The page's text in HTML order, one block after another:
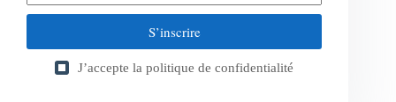
S’inscrire
J’accepte la politique de confidentialité